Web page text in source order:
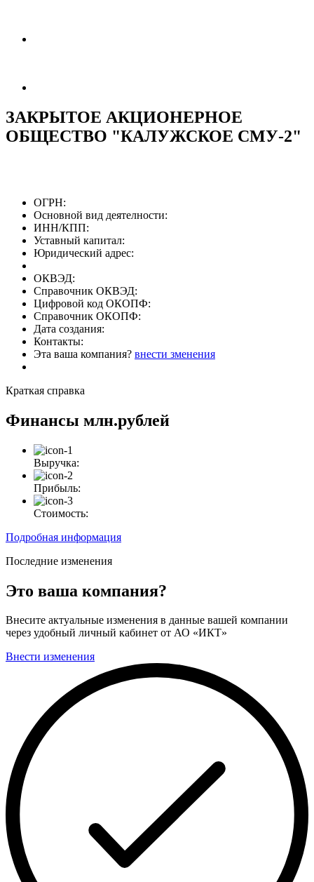
ЗАКРЫТОЕ АКЦИОНЕРНОЕ
ОБЩЕСТВО "КАЛУЖСКОЕ СМУ-2"
ОГРН:
Основной вид деятелности:
ИНН/КПП:
Уставный капитал:
Юридический адрес:
ОКВЭД:
Справочник ОКВЭД:
Цифровой код ОКОПФ:
Справочник ОКОПФ:
Дата создания:
Контакты:
Эта ваша компания? внести зменения
Краткая справка
Финансы млн.рублей
Выручка:
Прибыль:
Стоимость:
Подробная информация
Последние изменения
Это ваша компания?
Внесите актуальные изменения в данные вашей компании
через удобный личный кабинет от АО «ИКТ»
Внести изменения